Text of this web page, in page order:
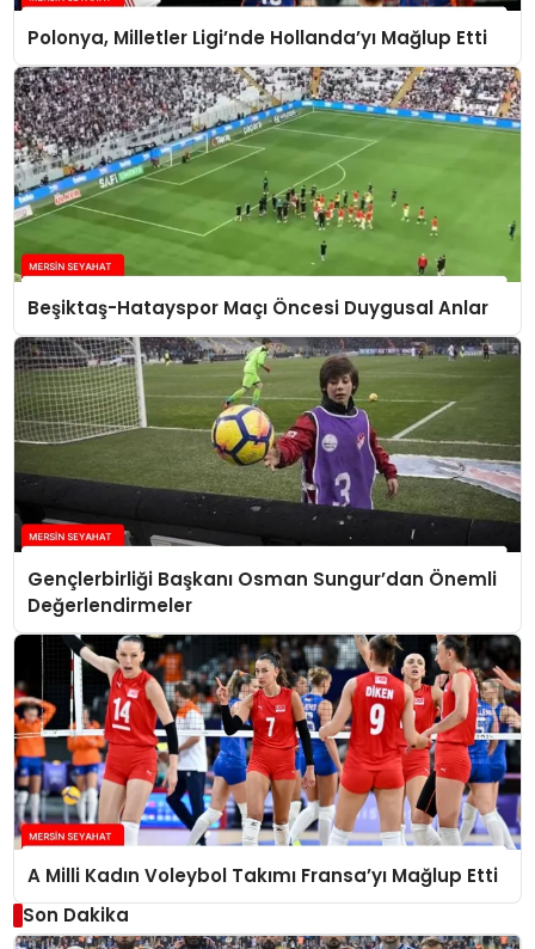
Polonya, Milletler Ligi’nde Hollanda’yı Mağlup Etti
Beşiktaş-Hatayspor Maçı Öncesi Duygusal Anlar
Gençlerbirliği Başkanı Osman Sungur’dan Önemli
Değerlendirmeler
A Milli Kadın Voleybol Takımı Fransa’yı Mağlup Etti
Son Dakika